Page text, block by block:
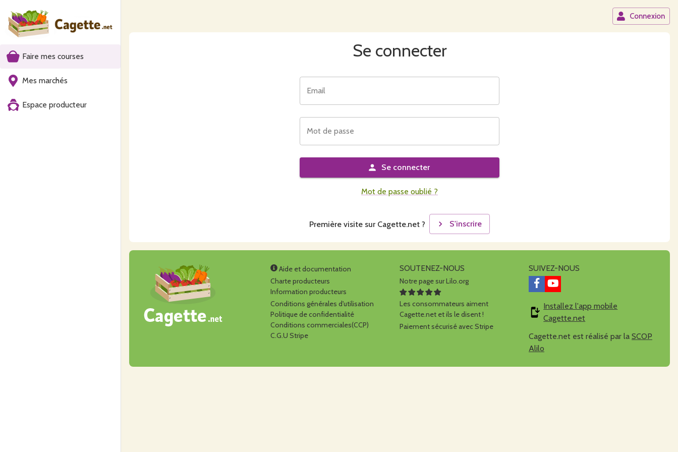
Faire mes courses
Mes marchés
Espace producteur
Connexion
Se connecter
Email
Mot de passe
Se connecter
Mot de passe oublié ?
Première visite sur Cagette.net ? S'inscrire
Aide et documentation
Charte producteurs
Information producteurs
Conditions générales d'utilisation
Politique de confidentialité
Conditions commerciales(CCP)
C.G.U Stripe
SOUTENEZ-NOUS
Notre page sur Lilo.org
Les consommateurs aiment
Cagette.net et ils le disent !
Paiement sécurisé avec Stripe
SUIVEZ-NOUS
Installez l'app mobile
Cagette.net
Cagette.net est réalisé par la SCOP
Alilo